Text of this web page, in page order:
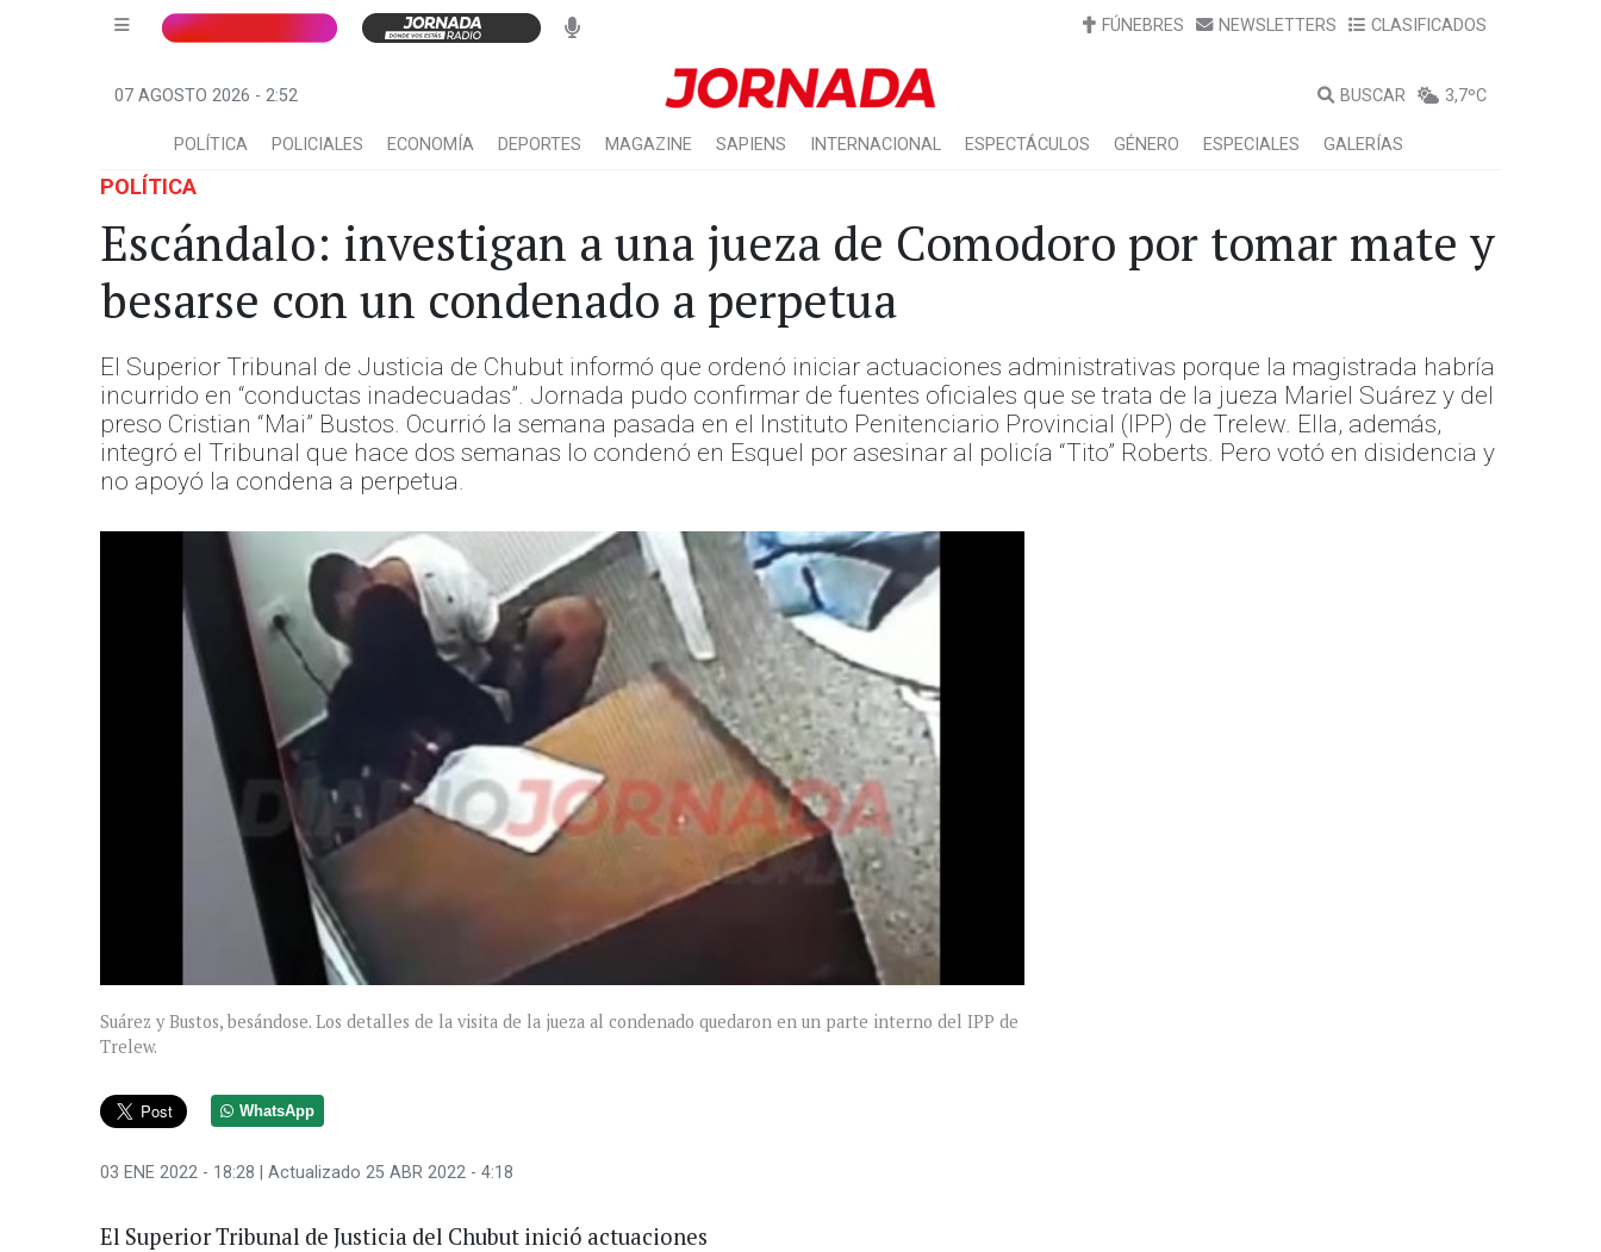
FÚNEBRES NEWSLETTERS CLASIFICADOS
07 AGOSTO 2026 - 2:52 BUSCAR 3,7ºC
POLÍTICA POLICIALES ECONOMÍA DEPORTES MAGAZINE SAPIENS INTERNACIONAL ESPECTÁCULOS GÉNERO ESPECIALES GALERÍAS
POLÍTICA
Escándalo: investigan a una jueza de Comodoro por tomar mate y
besarse con un condenado a perpetua
El Superior Tribunal de Justicia de Chubut informó que ordenó iniciar actuaciones administrativas porque la magistrada habría
incurrido en “conductas inadecuadas”. Jornada pudo confirmar de fuentes oficiales que se trata de la jueza Mariel Suárez y del
preso Cristian “Mai” Bustos. Ocurrió la semana pasada en el Instituto Penitenciario Provincial (IPP) de Trelew. Ella, además,
integró el Tribunal que hace dos semanas lo condenó en Esquel por asesinar al policía “Tito” Roberts. Pero votó en disidencia y
no apoyó la condena a perpetua.
Suárez y Bustos, besándose. Los detalles de la visita de la jueza al condenado quedaron en un parte interno del IPP de
Trelew.
WhatsApp
03 ENE 2022 - 18:28 | Actualizado 25 ABR 2022 - 4:18
El Superior Tribunal de Justicia del Chubut inició actuaciones